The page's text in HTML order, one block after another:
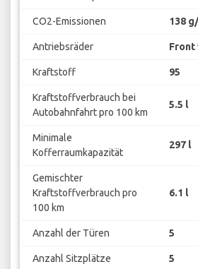
CO2-Emissionen 138
Antriebsräder Front
Kraftstoff 95
Kraftstoffverbrauch bei
Autobahnfahrt pro 100 km
5.5 l
Minimale
Kofferraumkapazität
297 l
Gemischter
Kraftstoffverbrauch pro
100 km
6.1 l
Anzahl der Türen 5
Anzahl Sitzplätze 5